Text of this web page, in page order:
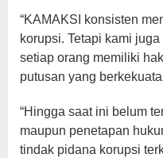
“KAMAKSI konsisten
korupsi. Tetapi kami
setiap orang memiliki
putusan yang
“Hingga saat ini belum
maupun penetapan
tindak pidana korupsi